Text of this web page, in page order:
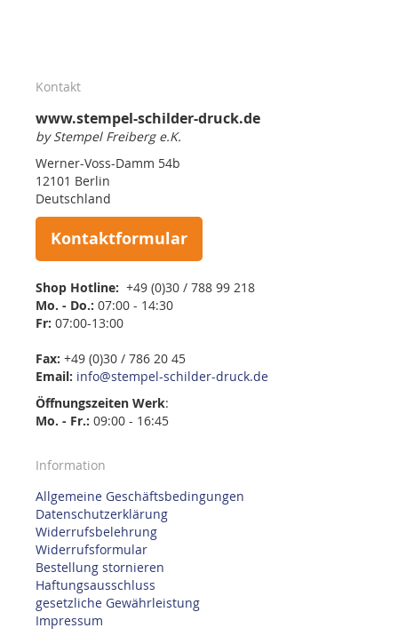
Kontakt
www.stempel-schilder-druck.de
by Stempel Freiberg e.K.
Werner-Voss-Damm 54b
12101 Berlin
Deutschland
Kontaktformular
Shop Hotline: +49 (0)30 / 788 99 218
Mo. - Do.: 07:00 - 14:30
Fr: 07:00-13:00
Fax: +49 (0)30 / 786 20 45
Email: info@stempel-schilder-druck.de
Öffnungszeiten Werk:
Mo. - Fr.: 09:00 - 16:45
Information
Allgemeine Geschäftsbedingungen
Datenschutzerklärung
Widerrufsbelehrung
Widerrufsformular
Bestellung stornieren
Haftungsausschluss
gesetzliche Gewährleistung
Impressum